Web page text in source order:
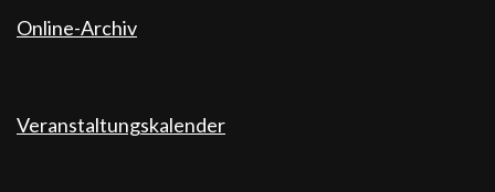
Online-Archiv
Veranstaltungskalender